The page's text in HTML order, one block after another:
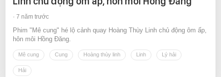
7 năm trước
Phim "Mê cung" hé lộ cảnh quay Hoàng Thùy Linh chủ động ôm ấp,
hôn môi Hồng Đăng.
Mê cung Cung Hoàng thùy linh Linh Lý hải
Hải